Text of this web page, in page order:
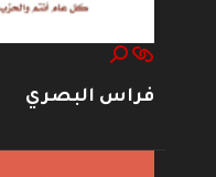
فراس البصري